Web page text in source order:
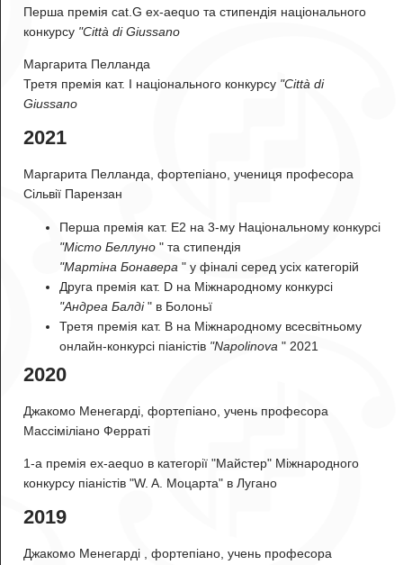
Перша премія cat.G ex-aequo та стипендія національного
конкурсу "Città di Giussano
Маргарита Пелланда
Третя премія кат. I національного конкурсу "Città di
Giussano
2021
Маргарита Пелланда, фортепіано, учениця професора
Сільвії Парензан
Перша премія кат. E2 на 3-му Національному конкурсі
"Місто Беллуно " та стипендія
"Мартіна Бонавера " у фіналі серед усіх категорій
Друга премія кат. D на Міжнародному конкурсі
"Андреа Балді" в Болоньї
Третя премія кат. B на Міжнародному всесвітньому
онлайн-конкурсі піаністів "Napolinova " 2021
2020
Джакомо Менегарді, фортепіано, учень професора
Массіміліано Ферраті
1-а премія ex-aequo в категорії "Майстер" Міжнародного
конкурсу піаністів "W. A. Моцарта" в Лугано
2019
Джакомо Менегарді , фортепіано, учень професора